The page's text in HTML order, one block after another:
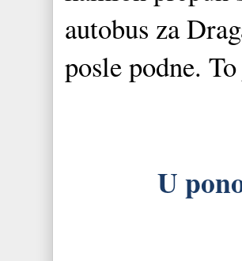
autobus za
posle podne.
U